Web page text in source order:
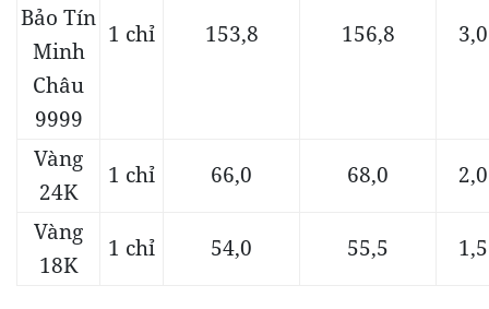
Bảo Tín
Minh
Châu
9999
1 chỉ 153,8 156,8 3,0
Vàng
24K
1 chỉ 66,0 68,0
2,0
Vàng
18K
1 chỉ 54,0 55,5 1,5